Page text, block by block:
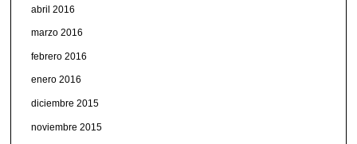
abril 2016
marzo 2016
febrero 2016
enero 2016
diciembre 2015
noviembre 2015